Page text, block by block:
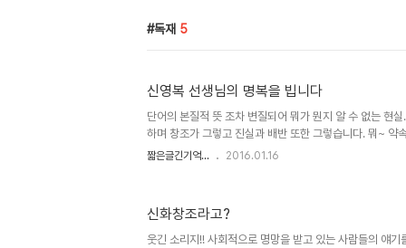
독재 5
신영복 선생님의 명복을 빕니다
단어의 본질적 뜻 조차 변질되어 뭐가 뭔지 알 수 없는 현
하며 창조가 그렇고 진실과 배반 또한 그렇습니다. 뭐~ 약
것으로 뒤 바뀔 날도 얼마 남지 않아 보입니다. 혼자 살아남
걸까요? 거꾸로 보일러도 아니고... 게다가 수소폭탄을 상
속 고수처럼 이 나라가 엄청난 내공을 갖고 있음을 자랑하
짧은글긴기억... 2016.01.16
신화창조라고?
웃긴 소리지!! 사회적으로 명망을 받고 있는 사람들의 얘기